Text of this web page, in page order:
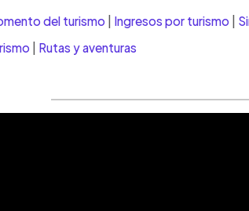
del turismo Ingresos por turismo
Rutas y aventuras